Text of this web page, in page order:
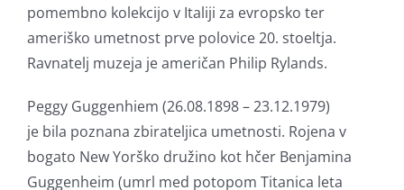
pomembno kolekcijo v Italiji za evropsko ter
ameriško umetnost prve polovice 20. stoeltja.
Ravnatelj muzeja je američan Philip Rylands.
Peggy Guggenhiem (26.08.1898 – 23.12.1979)
je bila poznana zbirateljica umetnosti. Rojena v
bogato New Yorško družino kot hčer Benjamina
Guggenheim (umrl med potopom Titanica leta